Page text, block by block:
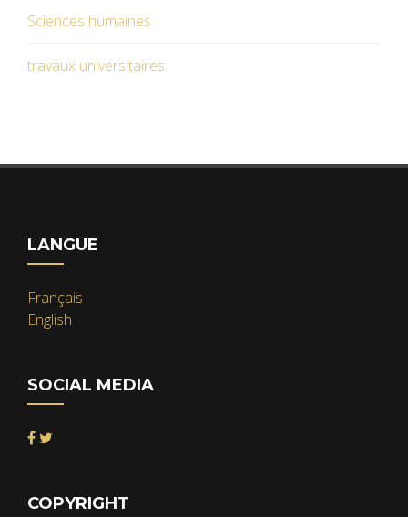
Sciences humaines
travaux universitaires
LANGUE
Français
English
SOCIAL MEDIA
COPYRIGHT